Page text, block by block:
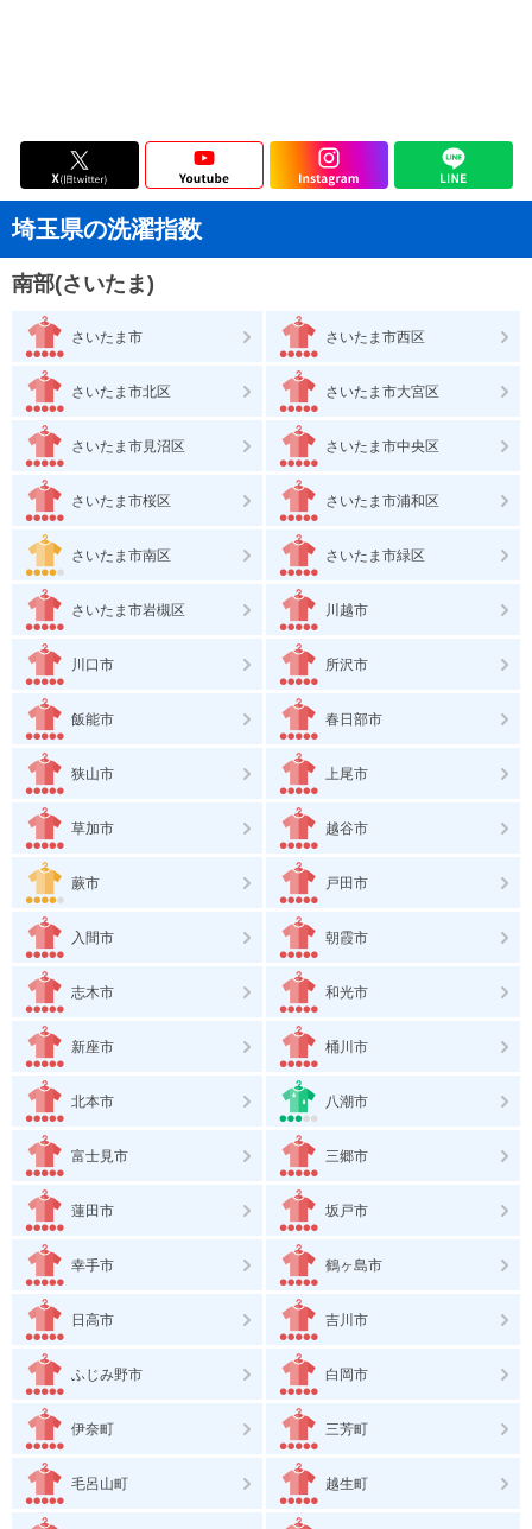
埼玉県の洗濯指数
南部(さいたま)
さいたま市 さいたま市西区
さいたま市北区 さいたま市大宮区
さいたま市見沼区 さいたま市中央区
さいたま市桜区 さいたま市浦和区
さいたま市南区 さいたま市緑区
さいたま市岩槻区 川越市
川口市 所沢市
飯能市 春日部市
狭山市 上尾市
草加市 越谷市
蕨市 戸田市
入間市 朝霞市
志木市 和光市
新座市 桶川市
北本市 八潮市
富士見市 三郷市
蓮田市 坂戸市
幸手市 鶴ヶ島市
日高市 吉川市
ふじみ野市 白岡市
伊奈町 三芳町
毛呂山町 越生町